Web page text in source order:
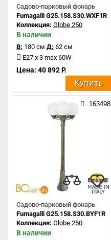
Садово-парковый фонарь
Fumagalli G25.158.S30.WXF1R
Коллекция: Globe 250
В наличии
В: 180 см Д: 62 см
E27 x 3 max 60W
Цена: 40 892 Р.
Купить
163498
Садово-парковый фонарь
Fumagalli G25.158.S30.BYF1R
Коллекция: Globe 250
В наличии